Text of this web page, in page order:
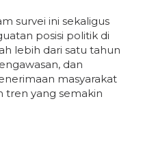
survei ini sekaligus
posisi politik di
lebih dari satu tahun
dan
masyarakat
tren yang semakin